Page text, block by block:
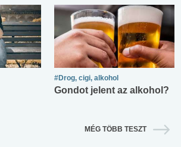
#Drog, cigi, alkohol
Gondot jelent az alkohol?
MÉG TÖBB TESZT